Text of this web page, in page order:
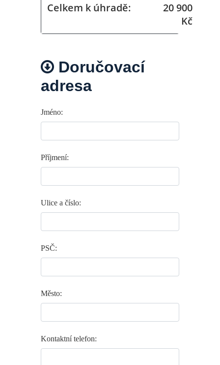
Celkem k úhradě:
20 900
Kč
Doručovací
adresa
Jméno:
Příjmení:
Ulice a číslo:
PSČ:
Město:
Kontaktní telefon: